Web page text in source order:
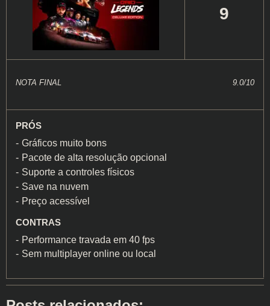
9
NOTA FINAL 9.0/10
PRÓS
Gráficos muito bons
Pacote de alta resolução opcional
Suporte a controles físicos
Save na nuvem
Preço acessível
CONTRAS
Performance travada em 40 fps
Sem multiplayer online ou local